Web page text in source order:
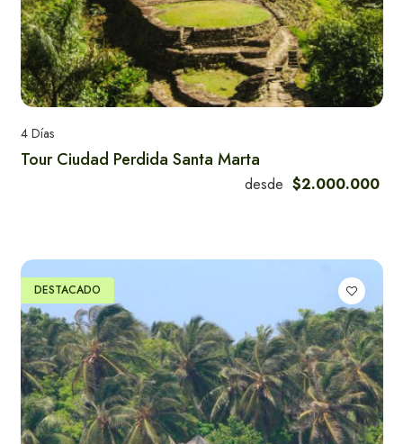
Guía Turistica:
Explora Santa
Alquiler de Yates
en Santa Marta
4 Días
Tour Ciudad Perdida Santa Marta
desde $2.000.000
DESTACADO